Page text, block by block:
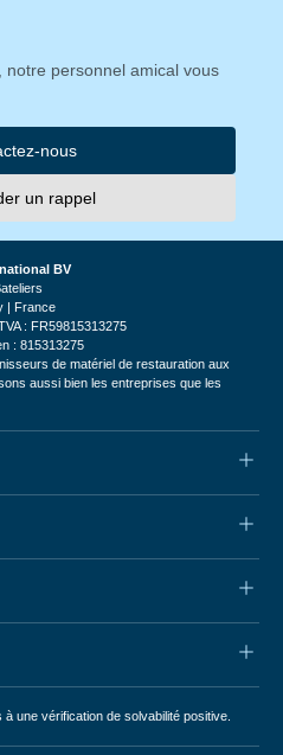
personnel amical vous
nous
un rappel
BV
| France
: FR59815313275
: 815313275
de matériel de restauration aux
aussi bien les entreprises que les
une vérification de solvabilité positive.